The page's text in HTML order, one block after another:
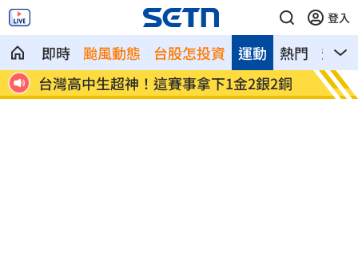
登入
即時 颱風動態 台股怎投資 熱門 影音
運動
應
台灣高中生超神！這賽事拿下1金2銀2銅
二伯
笑